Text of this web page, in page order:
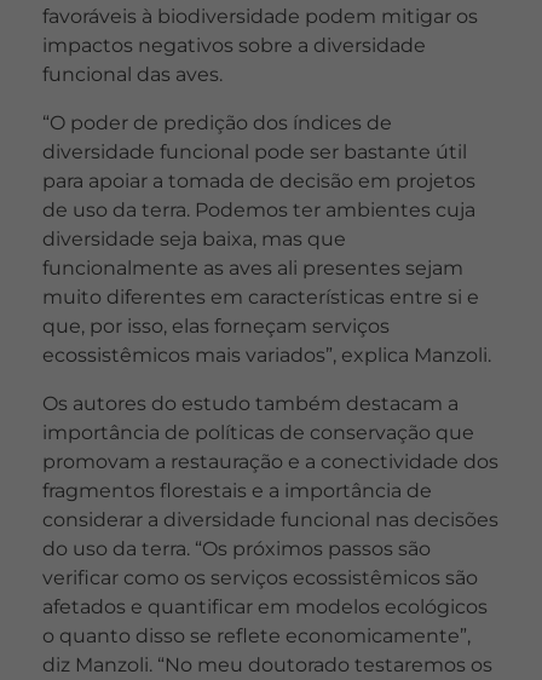
favoráveis à biodiversidade podem mitigar os
impactos negativos sobre a diversidade
funcional das aves.
“O poder de predição dos índices de
diversidade funcional pode ser bastante útil
para apoiar a tomada de decisão em projetos
de uso da terra. Podemos ter ambientes cuja
diversidade seja baixa, mas que
funcionalmente as aves ali presentes sejam
muito diferentes em características entre si e
que, por isso, elas forneçam serviços
ecossistêmicos mais variados”, explica Manzoli.
Os autores do estudo também destacam a
importância de políticas de conservação que
promovam a restauração e a conectividade dos
fragmentos florestais e a importância de
considerar a diversidade funcional nas decisões
do uso da terra. “Os próximos passos são
verificar como os serviços ecossistêmicos são
afetados e quantificar em modelos ecológicos
o quanto disso se reflete economicamente”,
diz Manzoli. “No meu doutorado testaremos os